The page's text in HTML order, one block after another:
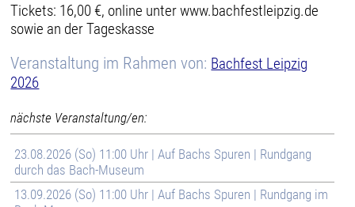
Tickets: 16,00 €, online unter www.bachfestleipzig.de
sowie an der Tageskasse
Veranstaltung im Rahmen von: Bachfest Leipzig
2026
nächste Veranstaltung/en:
23.08.2026 (So) 11:00 Uhr | Auf Bachs Spuren | Rundgang
durch das Bach-Museum
13.09.2026 (So) 11:00 Uhr | Auf Bachs Spuren | Rundgang im